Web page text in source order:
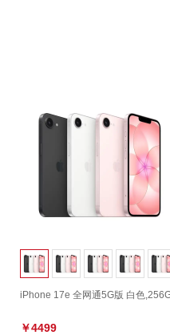
iPhone 17e 全网通5G版 白色
￥4499